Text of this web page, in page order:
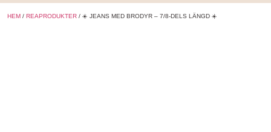
HEM / REAPRODUKTER / ☀️ JEANS MED BRODYR – 7/8-DELS LÄNGD ☀️